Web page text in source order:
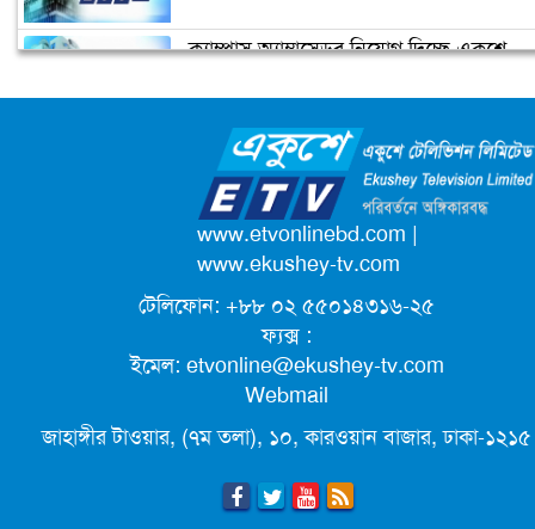
ক্যাম্পাস অ্যাম্বাসেডর নিয়োগ দিচ্ছে একুশে
জাতিসংঘের পরবর্তী মহাসচিব পদে
আলোচনায় ড. ইউনূস
পদোন্নতি পেয়ে সচিব হলেন ২ কর্মকর্তা
লিগ্যাল এইডের মাধ্যমে সন্তান ফিরে পেল
সেই কিশোরী মা জুঁই
জেট ফুয়েলের দাম কমলো লিটারে ১৯ টাকা
ছুটিতে গিয়ে না ফিরলে ৩ বছরের নিষেধাজ্ঞা,
www.etvonlinebd.com |
www.ekushey-tv.com
টেলিফোন: +৮৮ ০২ ৫৫০১৪৩১৬-২৫
ফ্যক্স :
ইমেল: etvonline@ekushey-tv.com
Webmail
জাহাঙ্গীর টাওয়ার, (৭ম তলা), ১০, কারওয়ান বাজার, ঢাকা-১২১৫